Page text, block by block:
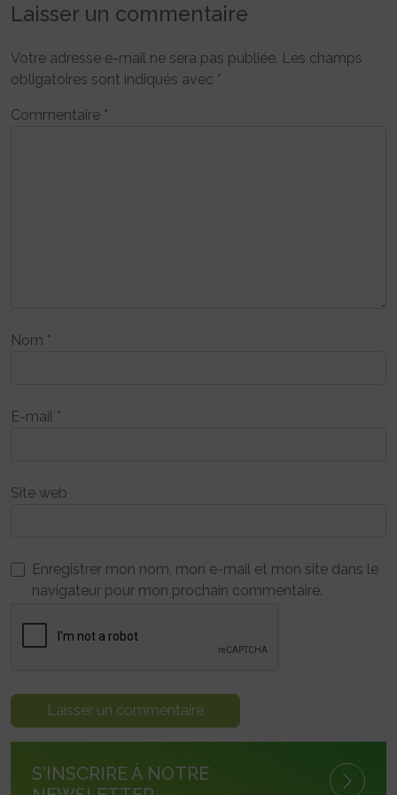
Laisser un commentaire
Votre adresse e-mail ne sera pas publiée. Les champs
obligatoires sont indiqués avec *
Commentaire *
Nom *
E-mail *
Site web
Enregistrer mon nom, mon e-mail et mon site dans le
navigateur pour mon prochain commentaire.
S'INSCRIRE À NOTRE